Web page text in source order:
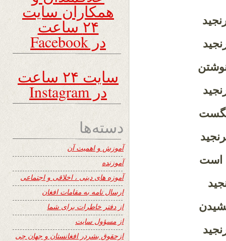
است
همکاران سایت
۲۴ ساعت
در Facebook
سایت ۲۴ ساعت
در Instagram
دسته‌ها
آموزش و اهمیت آن
آموزنده
آموزه های دینی ، اخلاقی و اجتماعی
ارسال نامه به مقامات افغان
از دفتر خاطرات برای شما
از مسؤول سایت
ازحقوق بشردر افغانستان و جهان چی